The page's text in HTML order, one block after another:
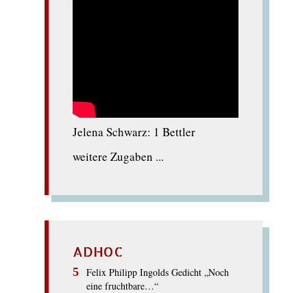
Jelena Schwarz: 1 Bettler
weitere Zugaben ...
ADHOC
Felix Philipp Ingolds Gedicht „Noch
eine fruchtbare…“